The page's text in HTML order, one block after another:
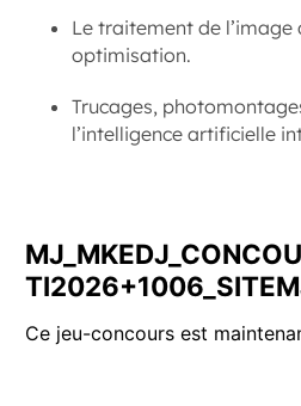
Le traitement de
optimisation.
Trucages,
l’intelligence artificielle